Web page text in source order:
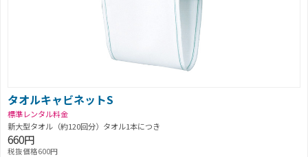
タオルキャビネットS
標準レンタル料金
新大型タオル（約120回分）タオル1本につき
660円
税抜価格600円